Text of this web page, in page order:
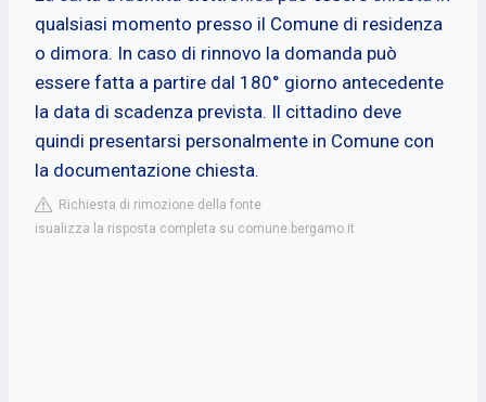
qualsiasi momento presso il Comune di residenza
o dimora. In caso di rinnovo la domanda può
essere fatta a partire dal 180° giorno antecedente
la data di scadenza prevista. Il cittadino deve
quindi presentarsi personalmente in Comune con
la documentazione chiesta.
Richiesta di rimozione della fonte
isualizza la risposta completa su comune.bergamo.it